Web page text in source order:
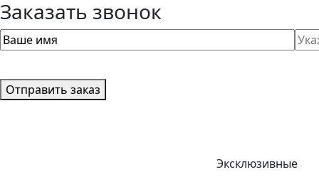
Заказать звонок
Отправить заказ
Эксклюзивные